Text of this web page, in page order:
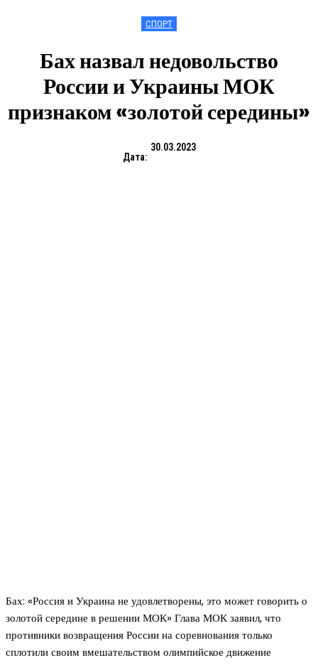
СПОРТ
Бах назвал недовольство
России и Украины МОК
признаком «золотой середины»
Дата:
30.03.2023
Бах: «Россия и Украина не удовлетворены, это может говорить о
золотой середине в решении МОК» Глава МОК заявил, что
противники возвращения России на соревнования только
сплотили своим вмешательством олимпийское движение